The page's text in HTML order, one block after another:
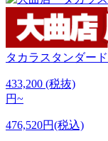
タカラスタンダード
433,200 (税抜)
円~
476,520円(税込)